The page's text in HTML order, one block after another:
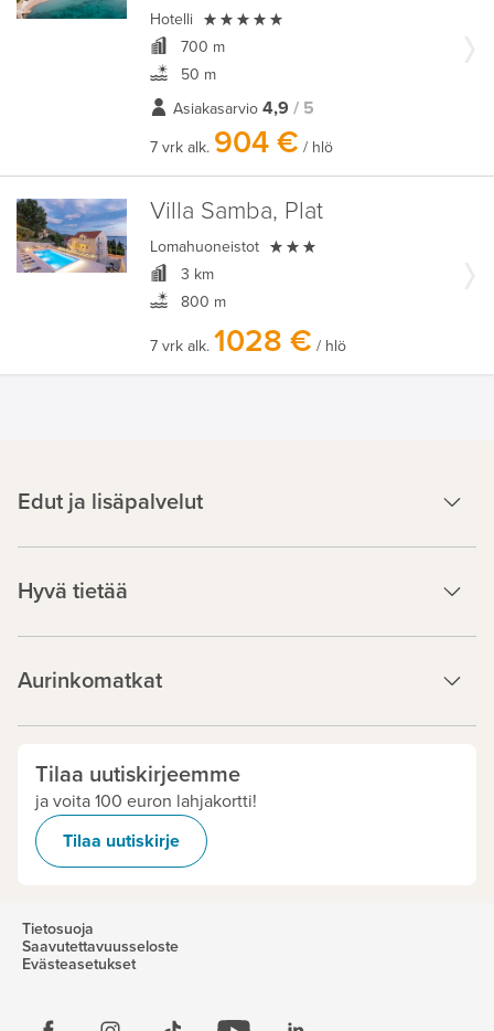
Hotelli 
700 m
50 m
Asiakasarvio 4,9 / 5
7 vrk alk. 904 € / hlö
Villa Samba, Plat
Lomahuoneistot 
3 km
800 m
7 vrk alk. 1028 € / hlö
Edut ja lisäpalvelut
Hyvä tietää
Aurinkomatkat
Tilaa uutiskirjeemme
ja voita 100 euron lahjakortti!
Tilaa uutiskirje
Tietosuoja
Saavutettavuusseloste
Evästeasetukset